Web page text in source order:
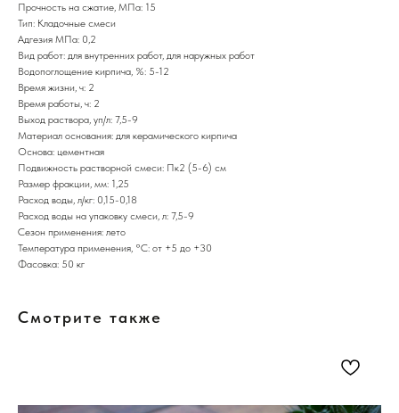
Прочность на сжатие, МПа: 15
Тип: Кладочные смеси
Адгезия МПа: 0,2
Вид работ: для внутренних работ, для наружных работ
Водопоглощение кирпича, %: 5-12
Время жизни, ч: 2
Время работы, ч: 2
Выход раствора, уп/л: 7,5-9
Материал основания: для керамического кирпича
Основа: цементная
Подвижность растворной смеси: Пк2 (5-6) см
Размер фракции, мм: 1,25
Расход воды, л/кг: 0,15-0,18
Расход воды на упаковку смеси, л: 7,5-9
Сезон применения: лето
Температура применения, °С: от +5 до +30
Фасовка: 50 кг
Смотрите также